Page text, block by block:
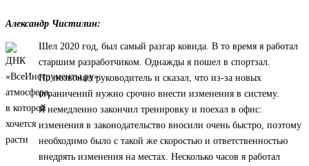
Александр Чистилин:
Шел 2020 год, был самый разгар ковида. В то время я работал
старшим разработчиком. Однажды я пошел в спортзал.
Но позвонил руководитель и сказал, что из-за новых
ограничений нужно срочно внести изменения в систему.
Я немедленно закончил тренировку и поехал в офис:
изменения в законодательство вносили очень быстро, поэтому
необходимо было с такой же скоростью и ответственностью
внедрять изменения на местах. Несколько часов я работал